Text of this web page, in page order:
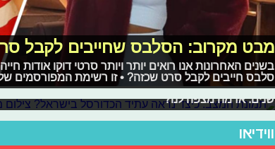
מבט מקרוב: הסלבס שחייבים לקבל
בשנים האחרונות אנו רואים יותר ויותר סרטי דוקו אודות
סלבס חייבים לקבל סרט שכזה? • זו רשימת המפורסמים
תמונת המצב: כיצד נראה עתיד
לאחר הזכייה הגדולה של נבחרת העתודה בכדורסל
הזמן להביט על התמונה המלאה, להיזכר בשחקנים
שנים. אז מה מצפה לנו?
ווידיאו